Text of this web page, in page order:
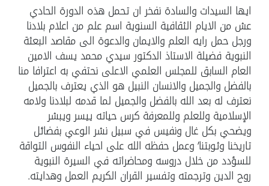
ايها السيدات والسادة نفخر ان تحمل هذه الدورة الحادي
عش من الايام الثقافية السنوية اسم علم من اعلام بلادنا
ورجل حمل رايه العلم والايمان والدعوة الى مقاصد البعثة
النبوية فضيلة الاستاذ الدكتور سيدي محمد يسف الامين
العام السابق للمجلس العلمي الاعلى نحتفي به اعترافا منا
بالفضل والجميل والانسان النبيل هو الذي يعترف بالجميل
نعترف له بعد الله بالفضل والجميل لما قدمه لبلادنا ولامه
الإسلامية وللعلم وللمعرفة كرس حياته ييسر ويبشر
ويضحي بكل غال ونفيس في سبيل نشر الوعي بفضائل
تاريخنا وثوبتنا’ وعمل حفظه الله على احياء النفوس التواقة
للسؤدد من خلال دروسه ومحاضراته في السيرة النبوية
روح الدين وترجمته وتفسير القران الكريم العمل وهدايته.